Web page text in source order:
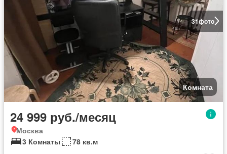
31фото
Комната
24 999 руб./месяц
Москва
3 Комнаты
78 кв.м